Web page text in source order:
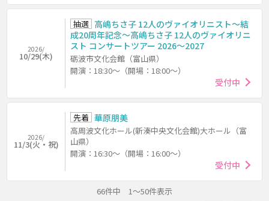
2026/
10/29(木)
抽選 高嶋ちさ子 12人のヴァイオリニスト～結
成20周年記念～高嶋ちさ子 12人のヴァイオリニ
スト コンサートツアー 2026～2027
砺波市文化会館（富山県）
開演：18:30～（開場：18:00～）
受付中
2026/
11/3(火・祝)
先着 華原朋美
高周波文化ホール(新湊中央文化会館)大ホール（富
山県）
開演：16:30～（開場：16:00～）
受付中
66件中 1～50件表示